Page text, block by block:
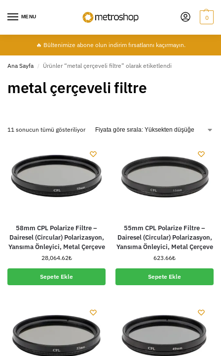
MENU 0
🔥 Bültenimize abone olun indirim fırsatlarını kaçırmayın.
Ana Sayfa / Ürünler “metal çerçeveli filtre” olarak etiketlendi
metal çerçeveli filtre
11 sonucun tümü gösteriliyor
58mm CPL Polarize Filtre –
Dairesel (Circular) Polarizasyon,
Yansıma Önleyici, Metal Çerçeve
28,064.62₺
Sepete Ekle
55mm CPL Polarize Filtre –
Dairesel (Circular) Polarizasyon,
Yansıma Önleyici, Metal Çerçeve
623.66₺
Sepete Ekle